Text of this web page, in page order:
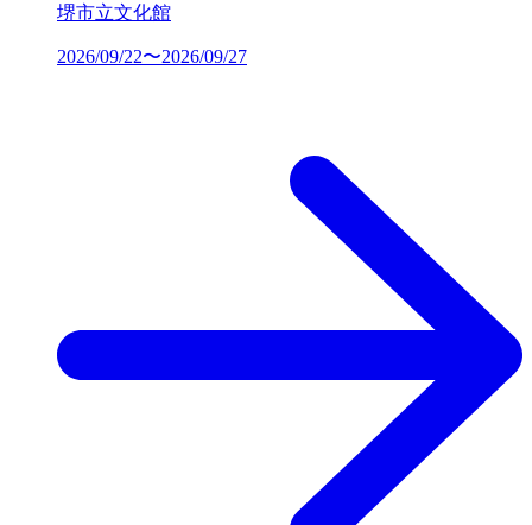
堺市立文化館
2026/09/22〜2026/09/27